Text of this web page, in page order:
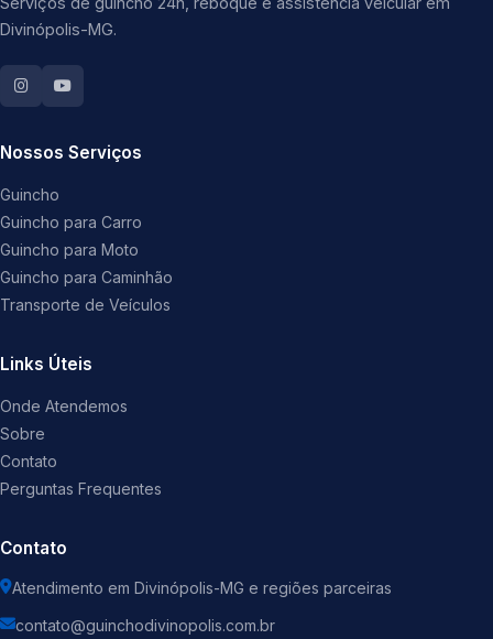
Divinópolis-MG.
Nossos Serviços
Guincho
Guincho para Carro
Guincho para Moto
Guincho para Caminhão
Transporte de Veículos
Links Úteis
Onde Atendemos
Sobre
Contato
Perguntas Frequentes
Contato
Atendimento em Divinópolis-MG e regiões parceiras
contato@guinchodivinopolis.com.br